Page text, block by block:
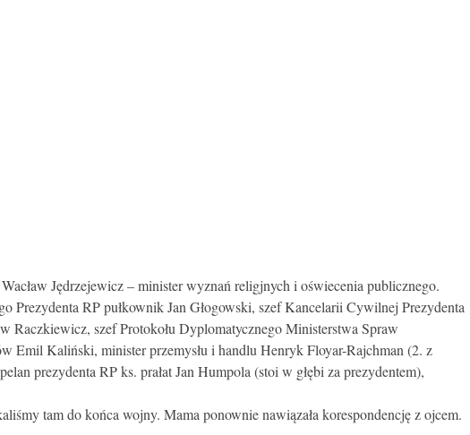
Jędrzejewicz – minister wyznań religjnych i oświecenia publicznego.
RP pułkownik Jan Głogowski, szef Kancelarii Cywilnej Prezydenta
Raczkiewicz, szef Protokołu Dyplomatycznego Ministerstwa Spraw
Emil Kaliński, minister przemysłu i handlu Henryk Floyar-Rajchman (2. z
prezydenta RP ks. prałat Jan Humpola (stoi w głębi za prezydentem),
tam do końca wojny. Mama ponownie nawiązała korespondencję z ojcem.